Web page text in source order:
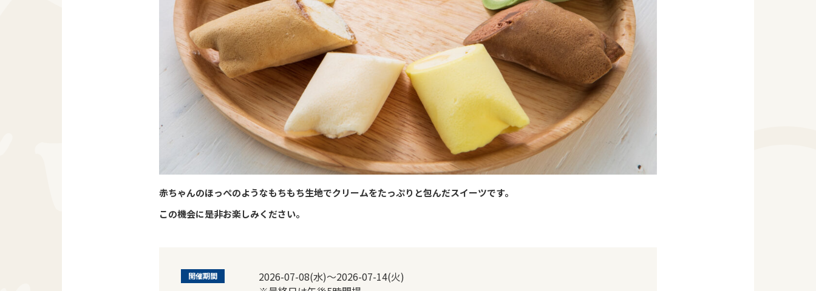
赤ちゃんのほっぺのようなもちもち生地でクリームをたっぷりと包んだスイーツです。
この機会に是非お楽しみください。
開催期間
2026-07-08(水)～2026-07-14(火)